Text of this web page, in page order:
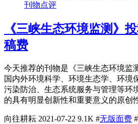
刊物点评
《三峡生态环境监测》
稿费
今天推荐的刊物是《三峡生态环境监
国内外环境科学、环境生态学、环境
污染防治、生态系统服务与管理等环
的具有明显创新性和重要意义的原创
向往耕耘 2021-07-22 9.1K #无版面费 #